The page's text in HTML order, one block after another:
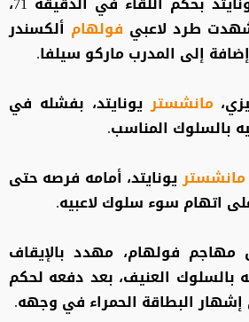
طرد لاعبي فولهام ألكسندر
إلى المدرب ماركو سيلفا.
مانشستريونايتد، بفشله في
بالسلوك المناسب.
مانشستريونايتد، أمامه فرصه حتى
على اتهام سوء سلوك لاعبيه.
مهاجم فولهام، مهدد بالإيقاف
بالسلوك العنيف، بعد دفعه لحكم
إشهار البطاقة الحمراء في وجهه.